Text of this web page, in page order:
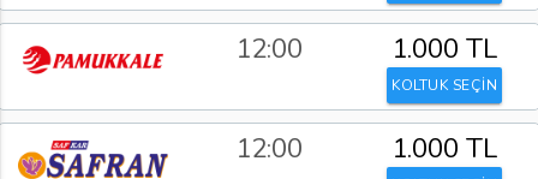
12:00 1.000 TL
KOLTUK SEÇİN
12:00 1.000 TL